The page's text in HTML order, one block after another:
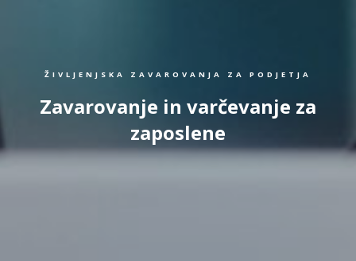
ŽIVLJENJSKA ZAVAROVANJA ZA PODJETJA
Zavarovanje in varčevanje za
zaposlene